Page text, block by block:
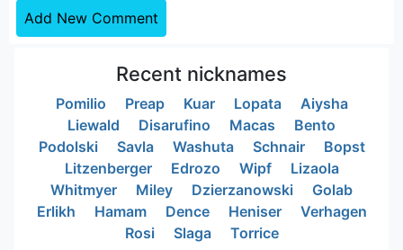
Add New Comment
Recent nicknames
Pomilio Preap Kuar Lopata
Aiysha
Liewald
Disarufino Macas
Bento
Podolski
Savla Washuta Schnair
Bopst
Litzenberger
Edrozo Wipf
Lizaola
Whitmyer
Miley Dzierzanowski
Golab
Erlikh
Hamam Dence Heniser
Verhagen
Rosi
Slaga Torrice